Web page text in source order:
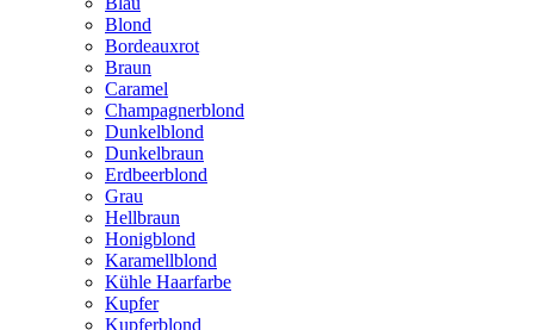
Blond
Bordeauxrot
Braun
Caramel
Champagnerblond
Dunkelblond
Dunkelbraun
Erdbeerblond
Grau
Hellbraun
Honigblond
Karamellblond
Kühle Haarfarbe
Kupfer
Kupferblond